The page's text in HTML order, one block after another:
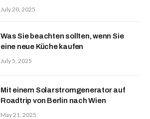
July 20, 2025
Was Sie beachten sollten, wenn Sie
eine neue Küche kaufen
July 5, 2025
Mit einem Solarstromgenerator auf
Roadtrip von Berlin nach Wien
May 21, 2025